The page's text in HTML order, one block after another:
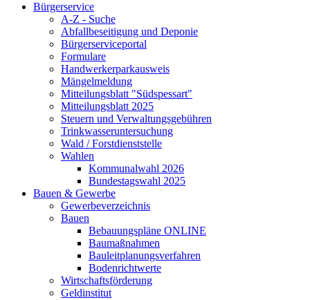
Bürgerservice
A-Z - Suche
Abfallbeseitigung und Deponie
Bürgerserviceportal
Formulare
Handwerkerparkausweis
Mängelmeldung
Mitteilungsblatt "Südspessart"
Mitteilungsblatt 2025
Steuern und Verwaltungsgebühren
Trinkwasseruntersuchung
Wald / Forstdienststelle
Wahlen
Kommunalwahl 2026
Bundestagswahl 2025
Bauen & Gewerbe
Gewerbeverzeichnis
Bauen
Bebauungspläne ONLINE
Baumaßnahmen
Bauleitplanungsverfahren
Bodenrichtwerte
Wirtschaftsförderung
Geldinstitut